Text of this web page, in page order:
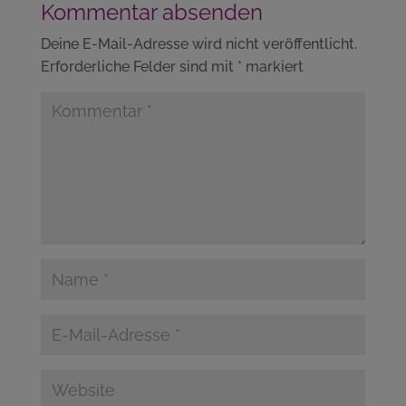
Kommentar absenden
Deine E-Mail-Adresse wird nicht veröffentlicht.
Erforderliche Felder sind mit * markiert